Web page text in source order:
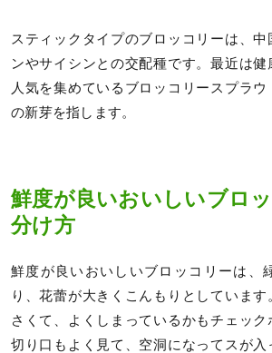
スティックタイプのブロッコリーは、中
ンやサイシンとの交配種です。最近は健
人気を集めているブロッコリースプラ
の新芽を指します。
鮮度が良いおいしいブロ
分け方
鮮度が良いおいしいブロッコリーは、
り、花蕾が大きくこんもりとしていま
さくて、よくしまっているかもチェッ
切り口もよく見て、空洞になってスが入